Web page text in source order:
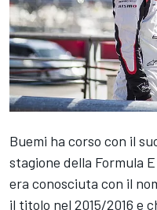
Buemi ha corso con il
stagione della Formula
era conosciuta con il
il titolo nel 2015/2016 e